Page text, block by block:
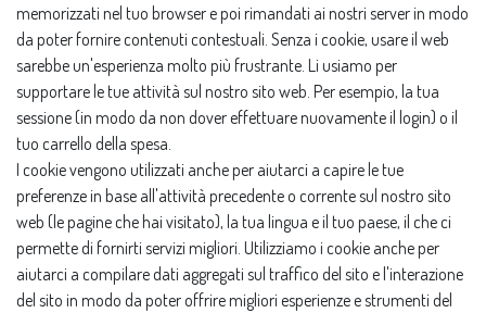
memorizzati nel tuo browser e poi rimandati ai nostri server in modo
da poter fornire contenuti contestuali. Senza i cookie, usare il web
sarebbe un'esperienza molto più frustrante. Li usiamo per
supportare le tue attività sul nostro sito web. Per esempio, la tua
sessione (in modo da non dover effettuare nuovamente il login) o il
tuo carrello della spesa.
I cookie vengono utilizzati anche per aiutarci a capire le tue
preferenze in base all'attività precedente o corrente sul nostro sito
web (le pagine che hai visitato), la tua lingua e il tuo paese, il che ci
permette di fornirti servizi migliori. Utilizziamo i cookie anche per
aiutarci a compilare dati aggregati sul traffico del sito e l'interazione
del sito in modo da poter offrire migliori esperienze e strumenti del